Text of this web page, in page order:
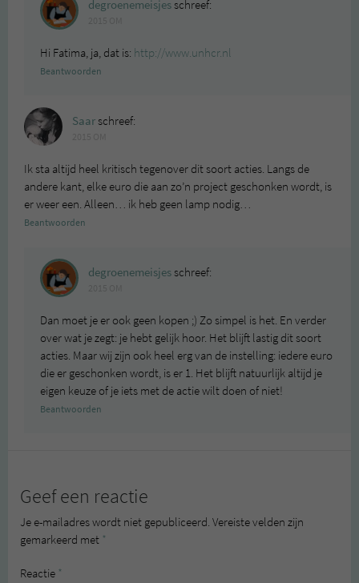
degroenemeisjesschreef:
Hi Fatima, ja, dat is: http://www.unhcr.nl
Beantwoorden
Saarschreef:
Ik sta altijd heel kritisch tegenover dit soort acties. Langs de
andere kant, elke euro die aan zo’n project geschonken wordt, is
er weer een. Alleen… ik heb geen lamp nodig…
Beantwoorden
degroenemeisjesschreef:
Dan moet je er ook geen kopen ;) Zo simpel is het. En verder
over wat je zegt: je hebt gelijk hoor. Het blijft lastig dit soort
acties. Maar wij zijn ook heel erg van de instelling: iedere euro
die er geschonken wordt, is er 1. Het blijft natuurlijk altijd je
eigen keuze of je iets met de actie wilt doen of niet!
Beantwoorden
Geef een reactie
Je e-mailadres wordt niet gepubliceerd. Vereiste velden zijn
gemarkeerd met *
Reactie *